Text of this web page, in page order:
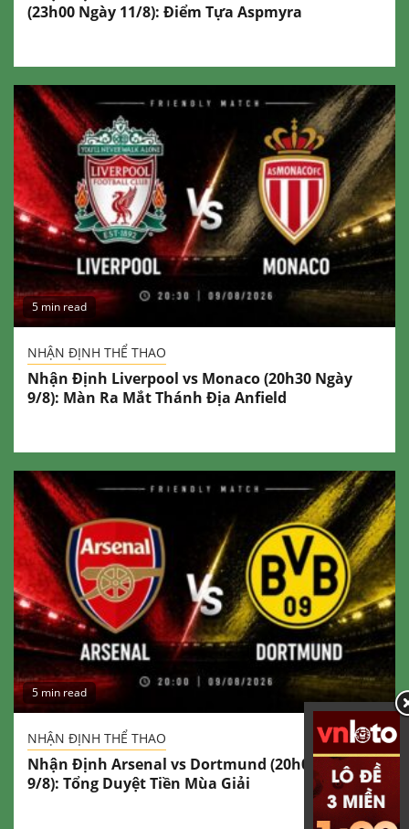
(23h00 Ngày 11/8): Điểm Tựa Aspmyra
5 min read
NHẬN ĐỊNH THỂ THAO
Nhận Định Liverpool vs Monaco (20h30 Ngày
9/8): Màn Ra Mắt Thánh Địa Anfield
5 min read
NHẬN ĐỊNH THỂ THAO
Nhận Định Arsenal vs Dortmund (20h00 Ngày
9/8): Tổng Duyệt Tiền Mùa Giải